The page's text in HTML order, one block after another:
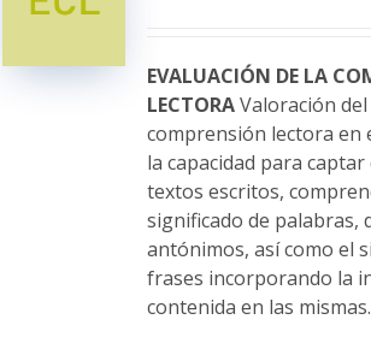
EVALUACIÓN DE LA
LECTORAValoración del
comprensión lectora en
la capacidad para
textos escritos,
significado de palabras,
antónimos, así como el
frases incorporando la
contenida en las mismas.